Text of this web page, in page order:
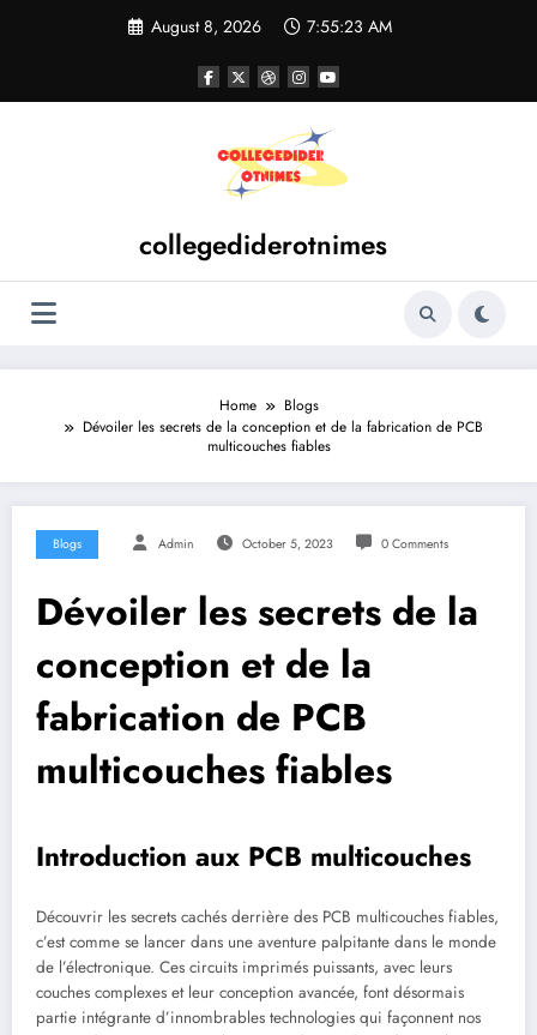
August 8, 2026 7:55:23 AM
collegediderotnimes
Home
Blogs
Dévoiler les secrets de la conception et de la fabrication de PCB
multicouches fiables
Blogs Admin October 5, 2023 0 Comments
Dévoiler les secrets de la
conception et de la
fabrication de PCB
multicouches fiables
Introduction aux PCB multicouches
Découvrir les secrets cachés derrière des PCB multicouches fiables,
c’est comme se lancer dans une aventure palpitante dans le monde
de l’électronique. Ces circuits imprimés puissants, avec leurs
couches complexes et leur conception avancée, font désormais
partie intégrante d’innombrables technologies qui façonnent nos